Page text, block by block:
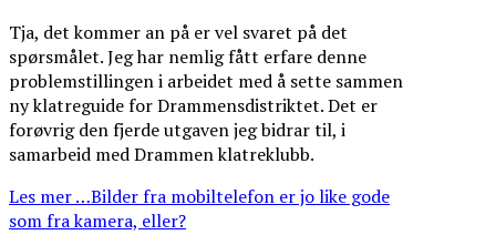
Tja, det kommer an på er vel svaret på det
spørsmålet. Jeg har nemlig fått erfare denne
problemstillingen i arbeidet med å sette sammen
ny klatreguide for Drammensdistriktet. Det er
forøvrig den fjerde utgaven jeg bidrar til, i
samarbeid med Drammen klatreklubb.
Les mer …Bilder fra mobiltelefon er jo like gode
som fra kamera, eller?